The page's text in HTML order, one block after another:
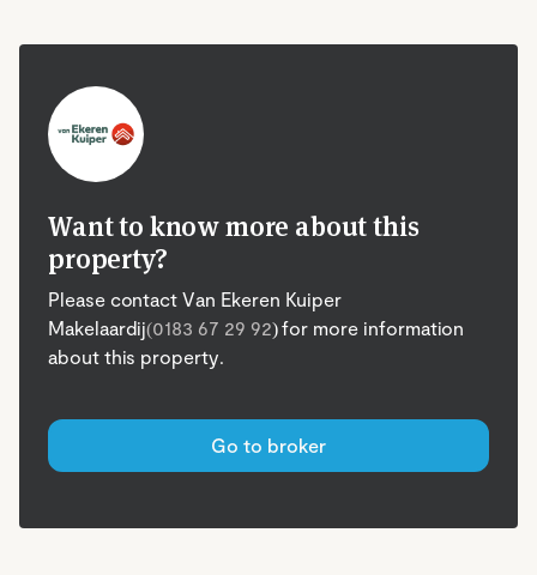
Want to know more about this
property?
Please contact Van Ekeren Kuiper
Makelaardij(0183 67 29 92) for more information
about this property.
Go to broker